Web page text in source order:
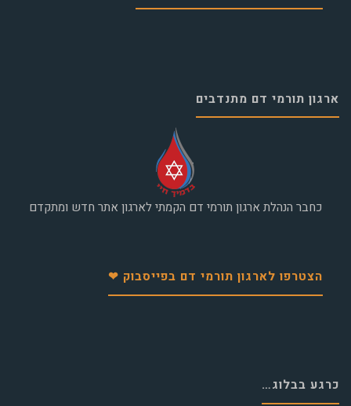
ארגון תורמי דם מתנדבים
כחבר הנהלת ארגון תורמי דם הקמתי לארגון אתר חדש ומתקדם
הצטרפו לארגון תורמי דם בפייסבוק ❤
כרגע בבלוג…